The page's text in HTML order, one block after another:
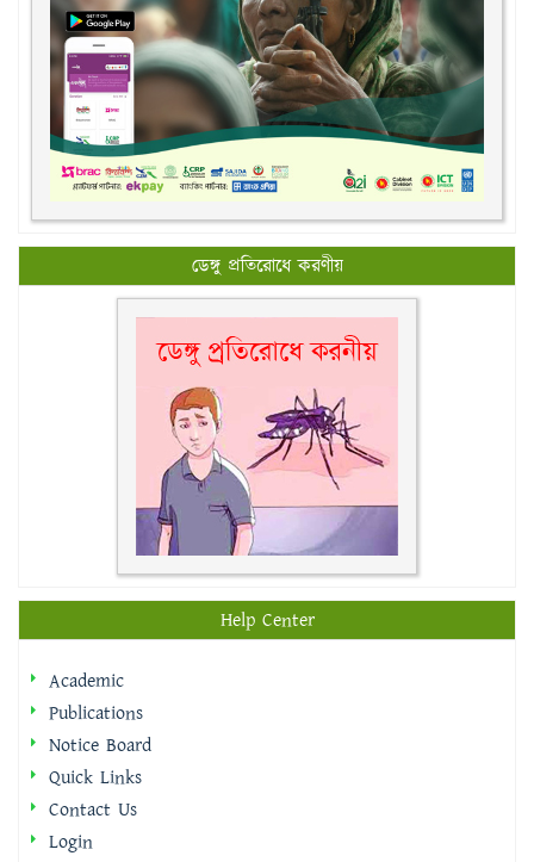
ডেঙ্গু প্রতিরোধে করণীয়
Help Center
Academic
Publications
Notice Board
Quick Links
Contact Us
Login